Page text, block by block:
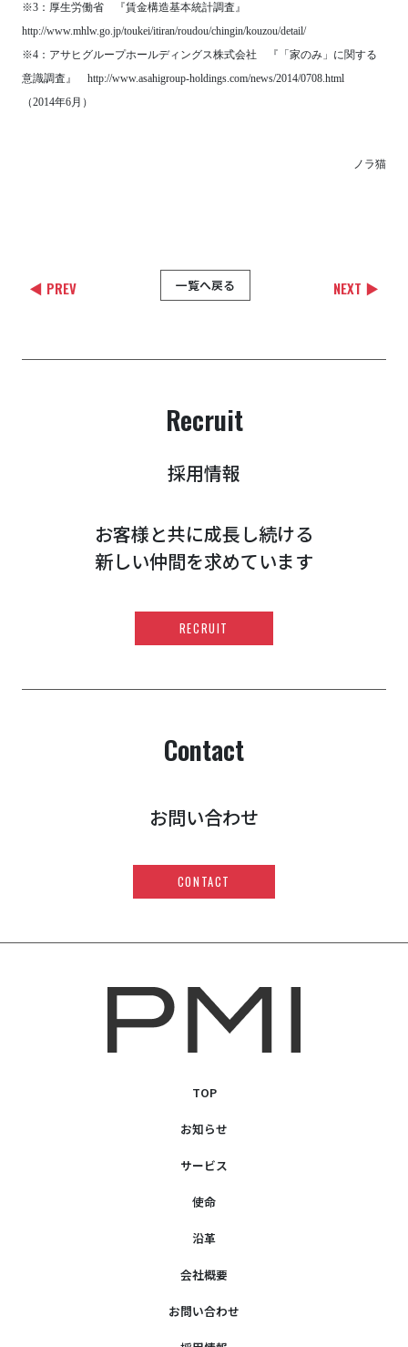
※3：厚生労働省 『賃金構造基本統計調査』
http://www.mhlw.go.jp/toukei/itiran/roudou/chingin/kouzou/detail/
※4：アサヒグループホールディングス株式会社 『「家のみ」に関する
意識調査』 http://www.asahigroup-holdings.com/news/2014/0708.html
（2014年6月）
ノラ猫
◀ PREV 一覧へ戻る NEXT ▶
Recruit
採用情報
お客様と共に成長し続ける
新しい仲間を求めています
RECRUIT
Contact
お問い合わせ
CONTACT
TOP
お知らせ
サービス
使命
沿革
会社概要
お問い合わせ